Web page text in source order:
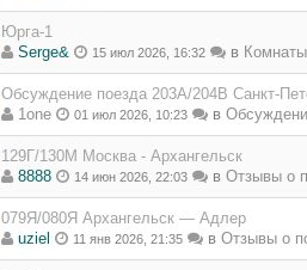
Юрга-1
Serge&
15 июл 2026, 16:32 в
Обсуждение поезда 203А/204В Санкт-
1one
01 июл 2026, 10:23 в
129Г/130М Москва - Архангельск
8888
14 июн 2026, 22:03 в Отзывы о
079Я/080Я Архангельск — Адлер
uziel
11 янв 2026, 21:35 в Отзывы о